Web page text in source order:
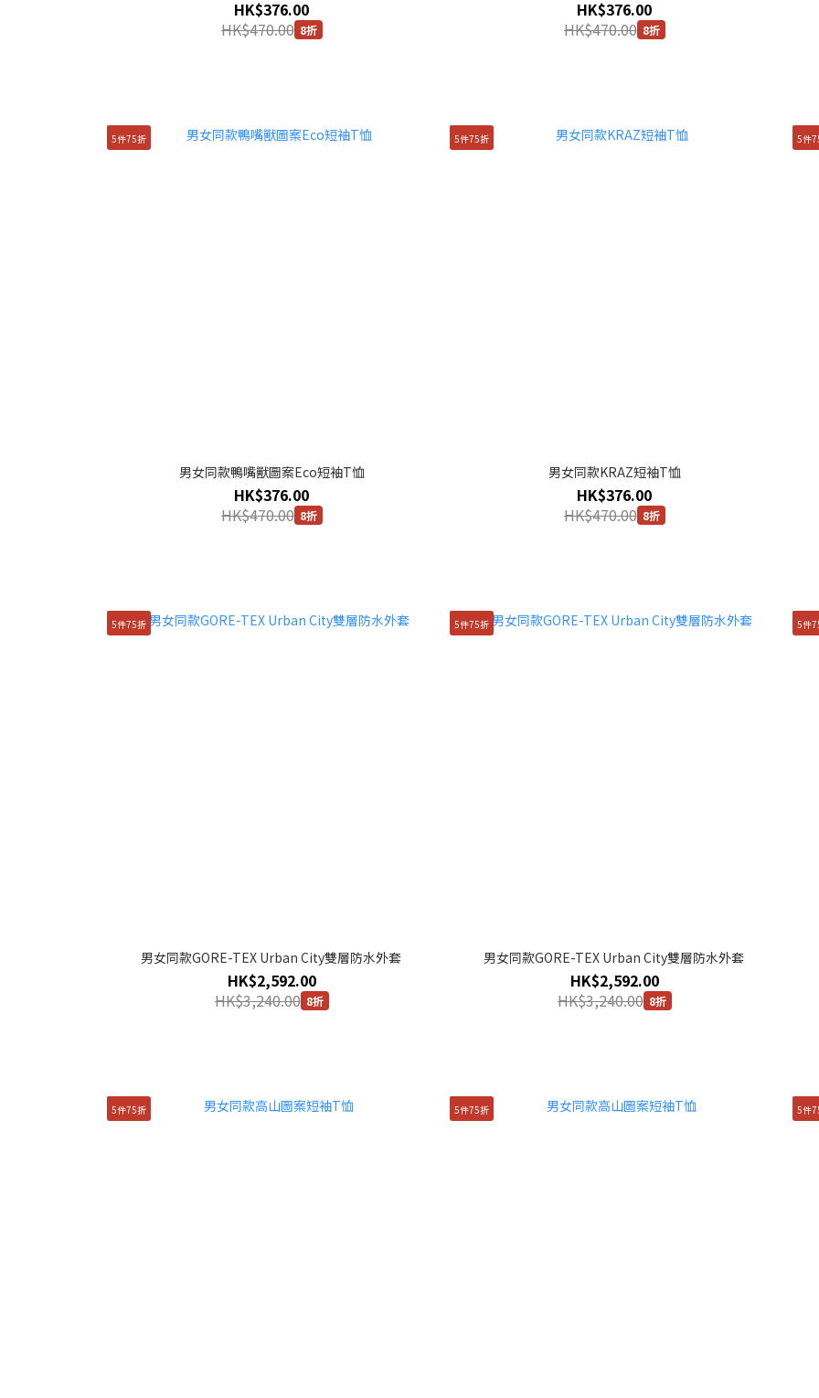
HK$376.00
HK$470.00 8折
HK$376.00
HK$470.00 8折
5件75折
男女同款鴨嘴獸圖案Eco短袖T恤
HK$376.00
HK$470.00 8折
5件75折
男女同款KRAZ短袖T恤
HK$376.00
HK$470.00 8折
5件
5件75折
男女同款GORE-TEX Urban City雙層防水外套
HK$2,592.00
HK$3,240.00 8折
5件75折
男女同款GORE-TEX Urban City雙層防水外套
HK$2,592.00
HK$3,240.00 8折
5件
5件75折 5件75折 5件